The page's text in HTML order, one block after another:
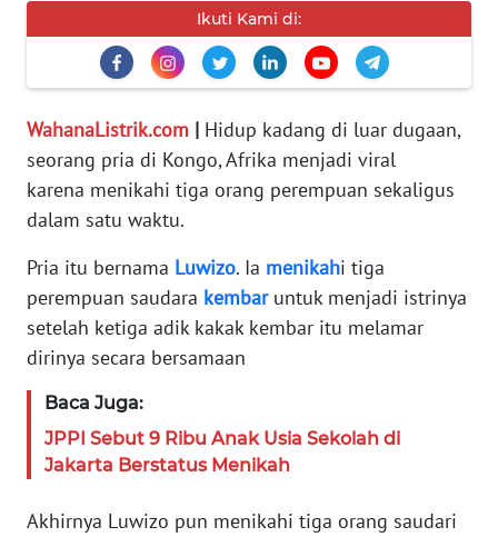
Ikuti Kami di:
WahanaListrik.com | Hidup kadang di luar dugaan,
seorang pria di Kongo, Afrika menjadi viral
karena menikahi tiga orang perempuan sekaligus
dalam satu waktu.
Pria itu bernama Luwizo. Ia menikahi tiga
perempuan saudara kembaruntuk menjadi istrinya
setelah ketiga adik kakak kembar itu melamar
dirinya secara bersamaan
Baca Juga:
JPPI Sebut 9 Ribu Anak Usia Sekolah di
Jakarta Berstatus Menikah
Akhirnya Luwizo pun menikahi tiga orang saudari
KAMI
PEDOMAN
MEDIA
SIBER
REDAKSI
KARIR
DISCLAIMER
Wahana
Regional